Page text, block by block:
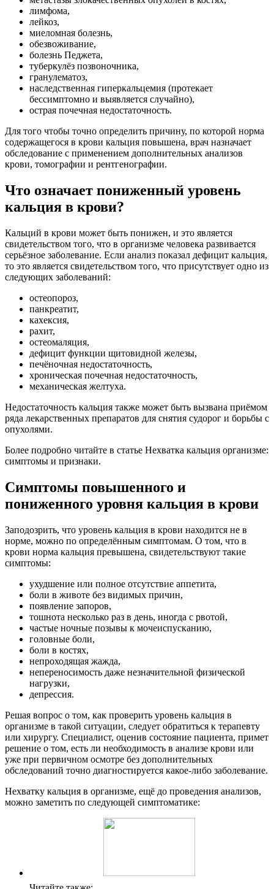
лимфома,
лейкоз,
миеломная болезнь,
обезвоживание,
болезнь Педжета,
туберкулёз позвоночника,
гранулематоз,
наследственная гиперкальцемия (протекает
бессимптомно и выявляется случайно),
острая почечная недостаточность.
Для того чтобы точно определить причину, по которой норма
содержащегося в крови кальция повышена, врач назначает
обследование с применением дополнительных анализов
крови, томографии и рентгенографии.
Что означает пониженный уровень
кальция в крови?
Кальций в крови может быть понижен, и это является
свидетельством того, что в организме человека развивается
серьёзное заболевание. Если анализ показал дефицит кальция,
то это является свидетельством того, что присутствует одно из
следующих заболеваний:
остеопороз,
панкреатит,
кахексия,
рахит,
остеомаляция,
дефицит функции щитовидной железы,
печёночная недостаточность,
хроническая почечная недостаточность,
механическая желтуха.
Недостаточность кальция также может быть вызвана приёмом
ряда лекарственных препаратов для снятия судорог и борьбы с
опухолями.
Более подробно читайте в статье Нехватка кальция организме:
симптомы и признаки.
Симптомы повышенного и
пониженного уровня кальция в крови
Заподозрить, что уровень кальция в крови находится не в
норме, можно по определённым симптомам. О том, что в
крови норма кальция превышена, свидетельствуют такие
симптомы:
ухудшение или полное отсутствие аппетита,
боли в животе без видимых причин,
появление запоров,
тошнота несколько раз в день, иногда с рвотой,
частые ночные позывы к мочеиспусканию,
головные боли,
боли в костях,
непроходящая жажда,
непереносимость даже незначительной физической
нагрузки,
депрессия.
Решая вопрос о том, как проверить уровень кальция в
организме в такой ситуации, следует обратиться к терапевту
или хирургу. Специалист, оценив состояние пациента, примет
решение о том, есть ли необходимость в анализе крови или
уже при первичном осмотре без дополнительных
обследований точно диагностируется какое-либо заболевание.
Нехватку кальция в организме, ещё до проведения анализов,
можно заметить по следующей симптоматике: